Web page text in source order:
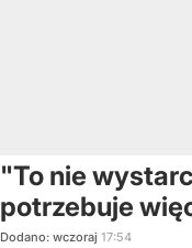
"To nie
potrzebuje
Dodano: wczoraj 17:54